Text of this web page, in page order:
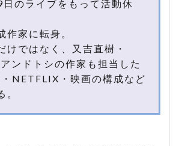
のライブをもって活動休
作家に転身。
けではなく、又吉直樹・
ンドトシの作家も担当した
NETFLIX・映画の構成など
。